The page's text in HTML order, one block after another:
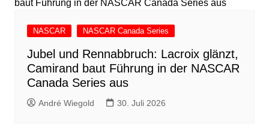
NASCAR NASCAR Canada Series
Jubel und Rennabbruch: Lacroix glänzt,
Camirand baut Führung in der NASCAR
Canada Series aus
André Wiegold 30. Juli 2026